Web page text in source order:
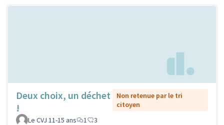
Deux choix, un déchet
!
Non retenue par le tri
citoyen
Le CVJ 11-15 ans
1 3